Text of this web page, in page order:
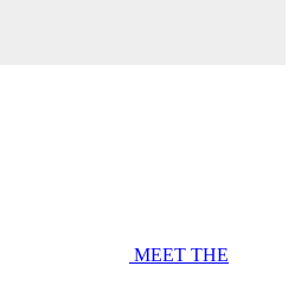
MEET THE